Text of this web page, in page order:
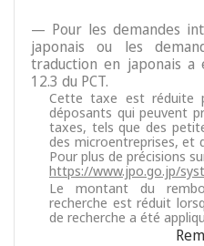
— Pour les demandes
japonais ou les
traduction en japonais
12.3 du PCT.
Cette taxe est réduite
déposants qui peuvent
taxes, tels que des
des microentreprises, et
Pour plus de précisions
https://www.jpo.go.jp/
Le montant du
recherche est réduit
de recherche a été